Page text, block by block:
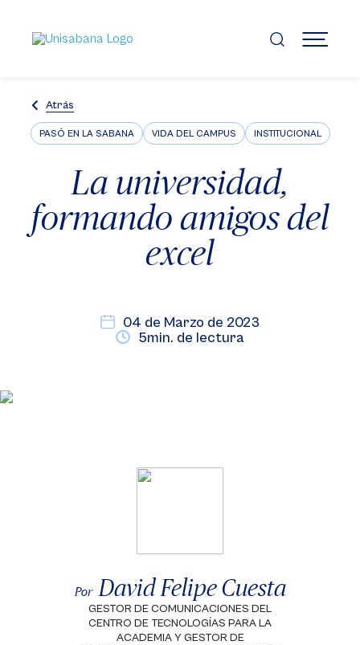
contenido
principal
MENÚ
Atrás
PASÓ EN LA SABANA VIDA DEL CAMPUS INSTITUCIONAL
La universidad,
formando amigos del
excel
04 de Marzo de 2023
5min. de lectura
Por David Felipe Cuesta
GESTOR DE COMUNICACIONES DEL
CENTRO DE TECNOLOGÍAS PARA LA
ACADEMIA Y GESTOR DE